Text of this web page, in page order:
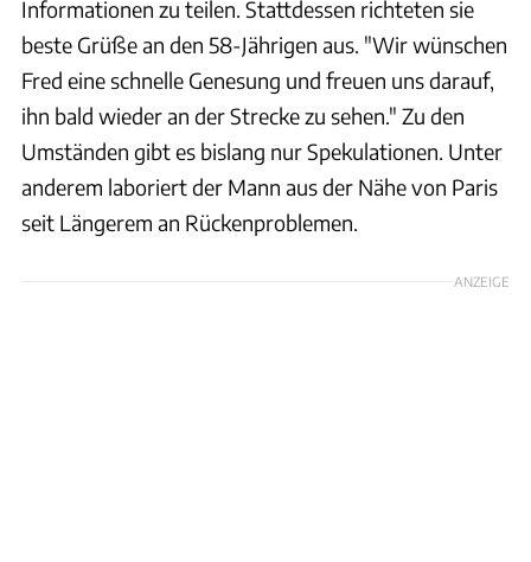
Informationen zu teilen. Stattdessen richteten sie
beste Grüße an den 58-Jährigen aus. "Wir wünschen
Fred eine schnelle Genesung und freuen uns darauf,
ihn bald wieder an der Strecke zu sehen." Zu den
Umständen gibt es bislang nur Spekulationen. Unter
anderem laboriert der Mann aus der Nähe von Paris
seit Längerem an Rückenproblemen.
ANZEIGE